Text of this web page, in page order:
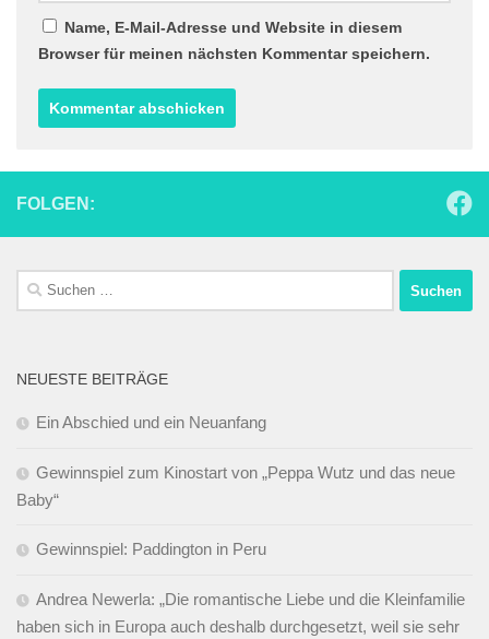
Name, E-Mail-Adresse und Website in diesem
Browser für meinen nächsten Kommentar speichern.
FOLGEN:
Suchen
nach:
NEUESTE BEITRÄGE
Ein Abschied und ein Neuanfang
Gewinnspiel zum Kinostart von „Peppa Wutz und das neue
Baby“
Gewinnspiel: Paddington in Peru
Andrea Newerla: „Die romantische Liebe und die Kleinfamilie
haben sich in Europa auch deshalb durchgesetzt, weil sie sehr